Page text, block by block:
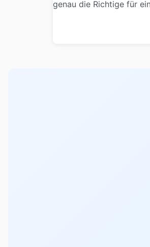
genau die Richtige für